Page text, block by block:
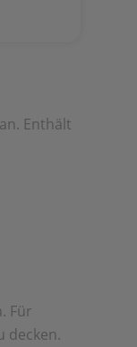
Enthält
Für
decken.